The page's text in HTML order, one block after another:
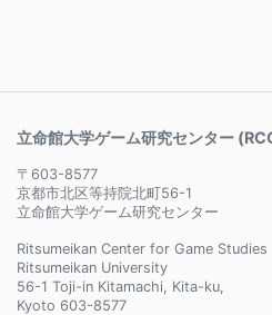
立命館大学ゲーム研究センター
〒603-8577
京都市北区等持院北町56-1
立命館大学ゲーム研究センター
Ritsumeikan Center for Game Studies
Ritsumeikan University
56-1 Toji-in Kitamachi, Kita-ku,
Kyoto 603-8577